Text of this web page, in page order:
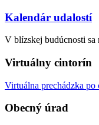
Kalendár udalostí
V blízskej budúcnosti sa
Virtuálny cintorín
Virtuálna prechádzka
Obecný úrad